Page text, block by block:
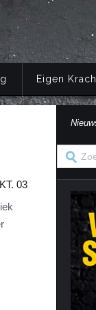
Voeding
Supplementen
feiten over doping
vragen
Eigen
Eigen Kracht
03